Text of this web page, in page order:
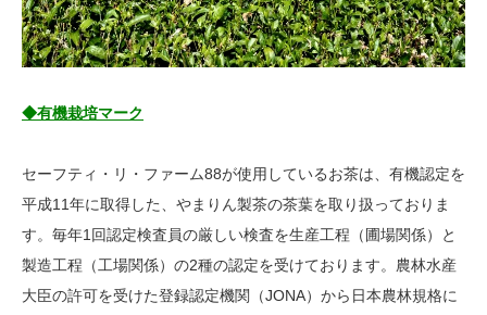
◆有機栽培マーク
セーフティ・リ・ファーム88が使用しているお茶は、有機認定を
平成11年に取得した、やまりん製茶の茶葉を取り扱っておりま
す。毎年1回認定検査員の厳しい検査を生産工程（圃場関係）と
製造工程（工場関係）の2種の認定を受けております。農林水産
大臣の許可を受けた登録認定機関（JONA）から日本農林規格に